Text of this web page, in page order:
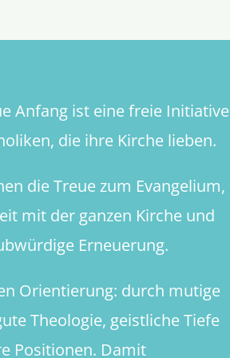
Anfang ist eine freie Initiative
die ihre Kirche lieben.
die Treue zum Evangelium,
mit der ganzen Kirche und
Erneuerung.
Orientierung: durch mutige
Theologie, geistliche Tiefe
Positionen. Damit